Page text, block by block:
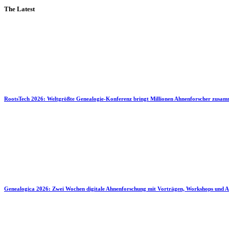
The Latest
RootsTech 2026: Weltgrößte Genealogie-Konferenz bringt Millionen Ahnenforscher
Genealogica 2026: Zwei Wochen digitale Ahnenforschung mit Vorträgen, Workshops und